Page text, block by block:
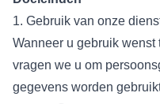
1. Gebruik van onze
Wanneer u gebruik
vragen we u om
gegevens worden